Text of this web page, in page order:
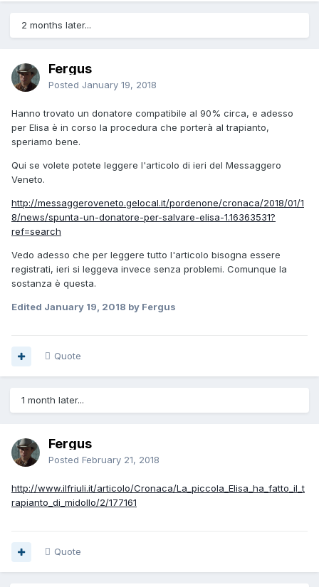
2 months later...
Fergus
Posted January 19, 2018
Hanno trovato un donatore compatibile al 90% circa, e adesso
per Elisa è in corso la procedura che porterà al trapianto,
speriamo bene.
Qui se volete potete leggere l'articolo di ieri del Messaggero
Veneto.
http://messaggeroveneto.gelocal.it/pordenone/cronaca/2018/01/1
8/news/spunta-un-donatore-per-salvare-elisa-1.16363531?
ref=search
Vedo adesso che per leggere tutto l'articolo bisogna essere
registrati, ieri si leggeva invece senza problemi. Comunque la
sostanza è questa.
Edited January 19, 2018 by Fergus
Quote
1 month later...
Fergus
Posted February 21, 2018
http://www.ilfriuli.it/articolo/Cronaca/La_piccola_Elisa_ha_fatto_il_t
rapianto_di_midollo/2/177161
Quote